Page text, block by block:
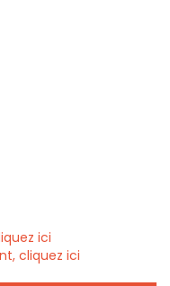
ici
cliquez ici